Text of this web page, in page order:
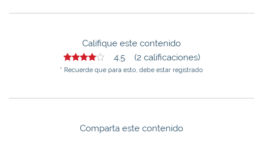
Califique este contenido
4.5 (2 calificaciones)
* Recuerde que para esto, debe estar registrado
Comparta este contenido